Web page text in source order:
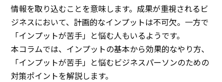
情報を取り込むことを意味します。成果が重視されるビ
ジネスにおいて、計画的なインプットは不可欠。一方で
「インプットが苦手」と悩む人もいるようです。
本コラムでは、インプットの基本から効果的なやり方、
「インプットが苦手」と悩むビジネスパーソンのための
対策ポイントを解説します。